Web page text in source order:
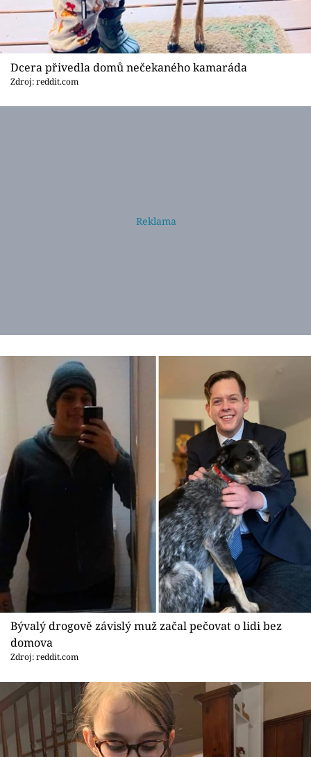
Dcera přivedla domů nečekaného kamaráda
Zdroj: reddit.com
Bývalý drogově závislý muž začal pečovat o lidi bez
domova
Zdroj: reddit.com